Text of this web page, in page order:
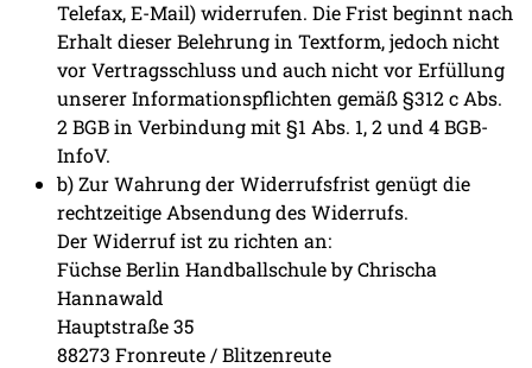
Telefax, E-Mail) widerrufen. Die Frist beginnt nach
Erhalt dieser Belehrung in Textform, jedoch nicht
vor Vertragsschluss und auch nicht vor Erfüllung
unserer Informationspflichten gemäß §312 c Abs.
2 BGB in Verbindung mit §1 Abs. 1, 2 und 4 BGB-
InfoV.
b) Zur Wahrung der Widerrufsfrist genügt die
rechtzeitige Absendung des Widerrufs.
Der Widerruf ist zu richten an:
Füchse Berlin Handballschule by Chrischa
Hannawald
Hauptstraße 35
88273 Fronreute / Blitzenreute